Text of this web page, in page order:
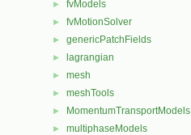
► fvModels
► fvMotionSolver
► genericPatchFields
► lagrangian
► mesh
► meshTools
► MomentumTransportModels
► multiphaseModels